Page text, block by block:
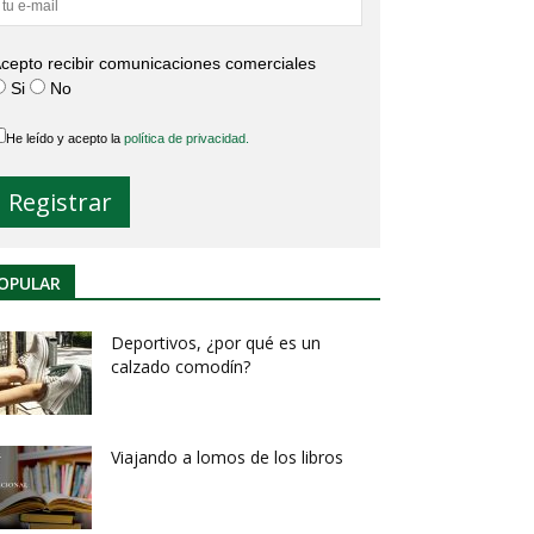
recibir comunicaciones comerciales
Si
No
He leído y acepto la política de privacidad.
Deportivos, ¿por qué es un
calzado comodín?
Viajando a lomos de los libros